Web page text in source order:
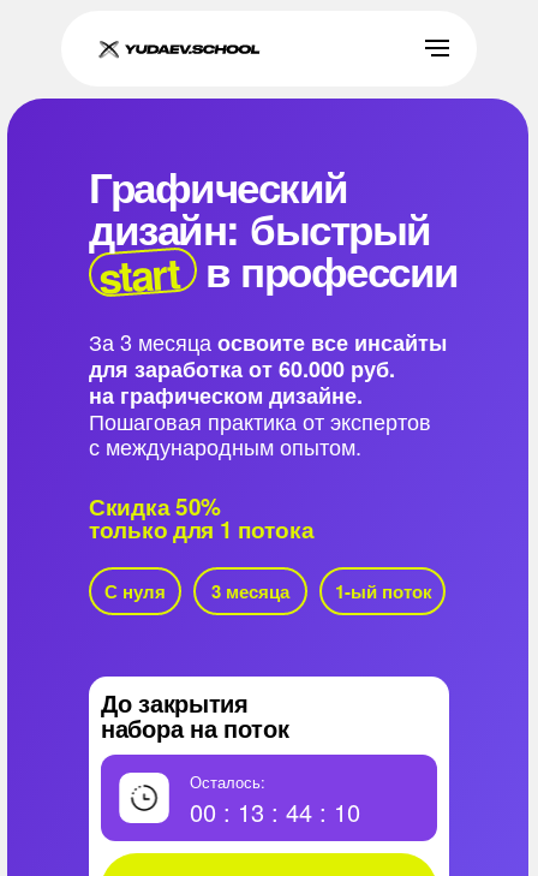
Графический
дизайн:
в профессии
быстрый
start
За 3 месяца освоите все инсайты
для заработка от 60.000 руб.
на графическом дизайне.
Пошаговая практика от экспертов
с международным опытом.
Скидка 50%
только для 1 потока
С нуля 3 месяца
Осталось:
До закрытия
набора на поток
00 : 13 : 44 : 09
1-ый поток